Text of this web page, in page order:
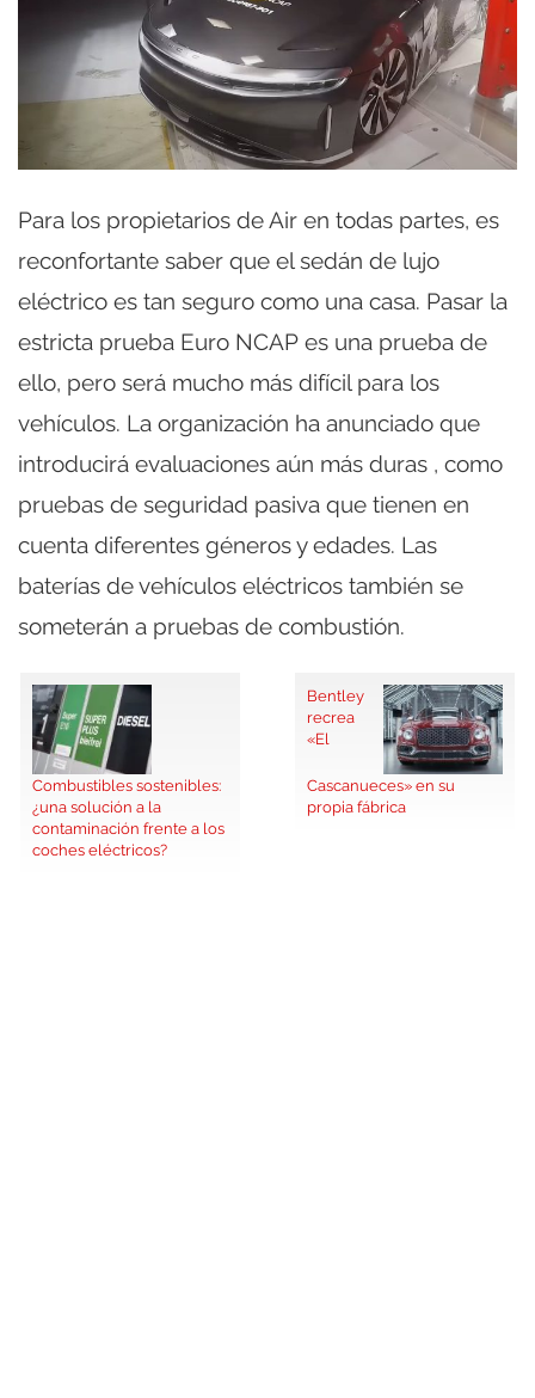
Para los propietarios de Air en todas partes, es
reconfortante saber que el sedán de lujo
eléctrico es tan seguro como una casa. Pasar la
estricta prueba Euro NCAP es una prueba de
ello, pero será mucho más difícil para los
vehículos. La organización ha anunciado que
introducirá evaluaciones aún más duras , como
pruebas de seguridad pasiva que tienen en
cuenta diferentes géneros y edades. Las
baterías de vehículos eléctricos también se
someterán a pruebas de combustión.
Combustibles sostenibles:
¿una solución a la
contaminación frente a los
coches eléctricos?
Bentley
recrea
«El
Cascanueces» en su
propia fábrica